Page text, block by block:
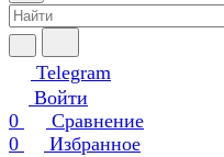
Telegram
Войти
0
Сравнение
0
Избранное